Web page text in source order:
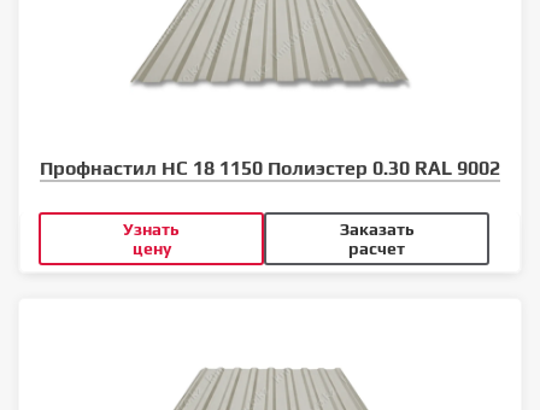
Профнастил НС 18 1150 Полиэстер 0.30 RAL 9002
Узнать
цену
Заказать
расчет